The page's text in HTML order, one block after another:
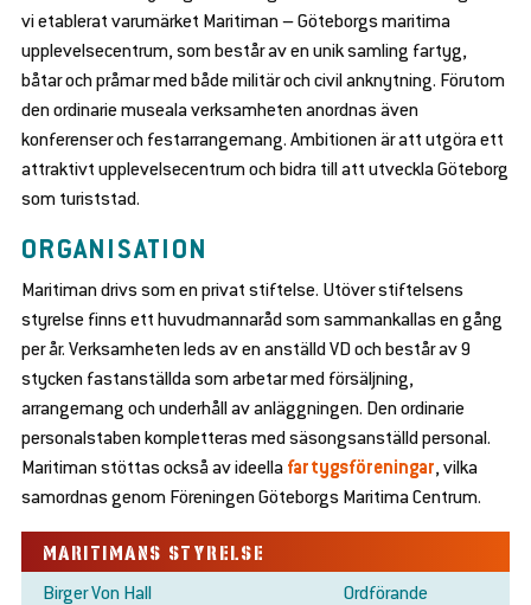
vi etablerat varumärket Maritiman – Göteborgs maritima
upplevelsecentrum, som består av en unik samling fartyg,
båtar och pråmar med både militär och civil anknytning. Förutom
den ordinarie museala verksamheten anordnas även
konferenser och festarrangemang. Ambitionen är att utgöra ett
attraktivt upplevelsecentrum och bidra till att utveckla Göteborg
som turiststad.
ORGANISATION
Maritiman drivs som en privat stiftelse. Utöver stiftelsens
styrelse finns ett huvudmannaråd som sammankallas en gång
per år. Verksamheten leds av en anställd VD och består av 9
stycken fastanställda som arbetar med försäljning,
arrangemang och underhåll av anläggningen. Den ordinarie
personalstaben kompletteras med säsongsanställd personal.
Maritiman stöttas också av ideellafartygsföreningar, vilka
samordnas genom Föreningen Göteborgs Maritima Centrum.
MARITIMANS STYRELSE
Birger Von Hall
Ordförande